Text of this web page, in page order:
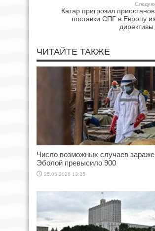
Катар пригрозил
поставки СПГ в Европу
ЧИТАЙТЕ ТАКЖЕ
Число возможных случаев
Эболой превысило 900
25.05.2026 13:25